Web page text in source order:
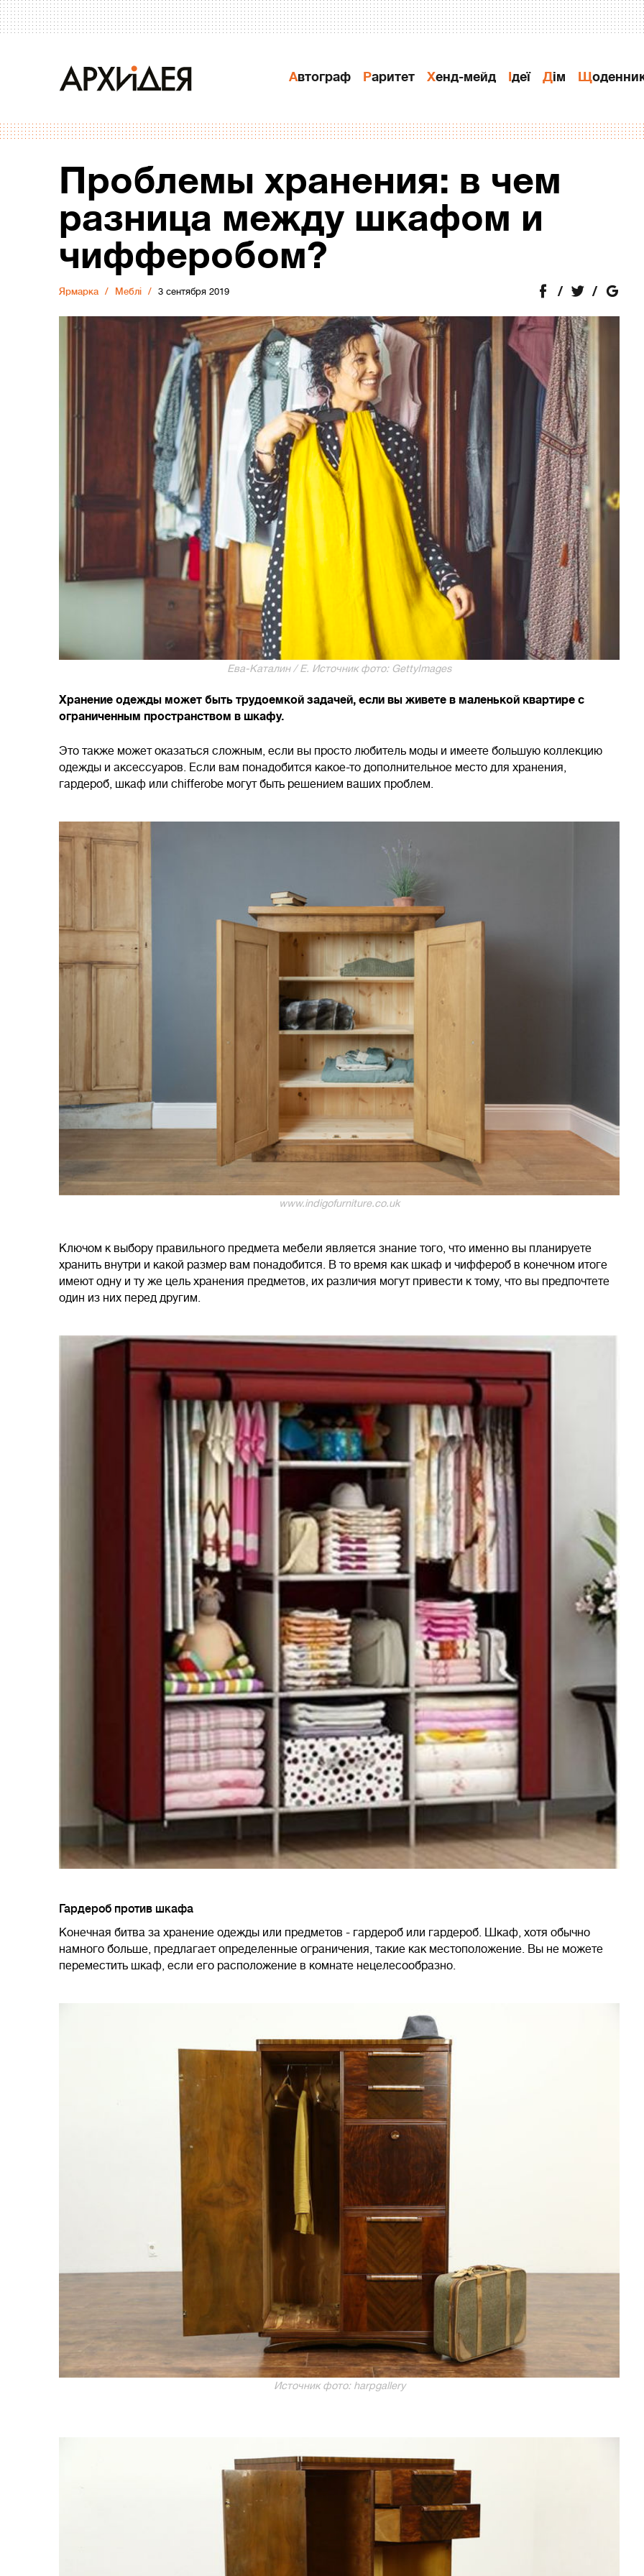
Автограф Раритет Хенд-мейд Ідеї Дiм
Проблемы хранения: в чем
разница между шкафом и
чифферобом?
Ярмарка Меблі 3 сентября 2019
Ева-Каталин / E. Источник фото: GettyImages
Хранение одежды может быть трудоемкой задачей, если вы живете в маленькой квартире с
ограниченным пространством в шкафу.
Это также может оказаться сложным, если вы просто любитель моды и имеете большую коллекцию
одежды и аксессуаров. Если вам понадобится какое-то дополнительное место для хранения,
гардероб, шкаф или chifferobe могут быть решением ваших проблем.
www.indigofurniture.co.uk
Ключом к выбору правильного предмета мебели является знание того, что именно вы планируете
хранить внутри и какой размер вам понадобится. В то время как шкаф и чиффероб в конечном итоге
имеют одну и ту же цель хранения предметов, их различия могут привести к тому, что вы предпочтете
один из них перед другим.
Гардероб против шкафа
Конечная битва за хранение одежды или предметов - гардероб или гардероб. Шкаф, хотя обычно
намного больше, предлагает определенные ограничения, такие как местоположение. Вы не можете
переместить шкаф, если его расположение в комнате нецелесообразно.
Источник фото: harpgallery